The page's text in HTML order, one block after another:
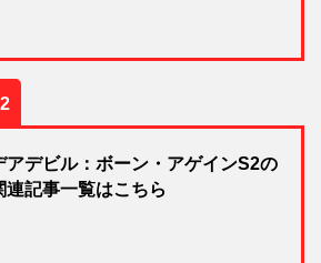
アデビル：ボーン・アゲインS2の
連記事一覧はこちら